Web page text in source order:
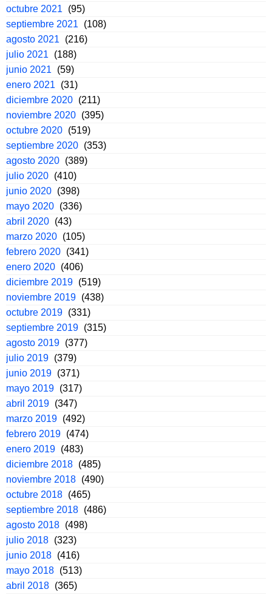
octubre 2021
(95)
septiembre 2021
(108)
agosto 2021
(216)
julio 2021
(188)
junio 2021
(59)
enero 2021
(31)
diciembre 2020 (211)
noviembre 2020 (395)
octubre 2020 (519)
septiembre 2020 (353)
agosto 2020 (389)
julio 2020 (410)
junio 2020 (398)
mayo 2020 (336)
abril 2020 (43)
marzo 2020 (105)
febrero 2020 (341)
enero 2020 (406)
diciembre 2019 (519)
noviembre 2019 (438)
octubre 2019 (331)
septiembre 2019 (315)
agosto 2019 (377)
julio 2019 (379)
junio 2019 (371)
mayo 2019 (317)
abril 2019 (347)
marzo 2019 (492)
febrero 2019 (474)
enero 2019 (483)
diciembre 2018 (485)
noviembre 2018 (490)
octubre 2018 (465)
septiembre 2018 (486)
agosto 2018 (498)
julio 2018 (323)
junio 2018 (416)
mayo 2018 (513)
abril 2018 (365)